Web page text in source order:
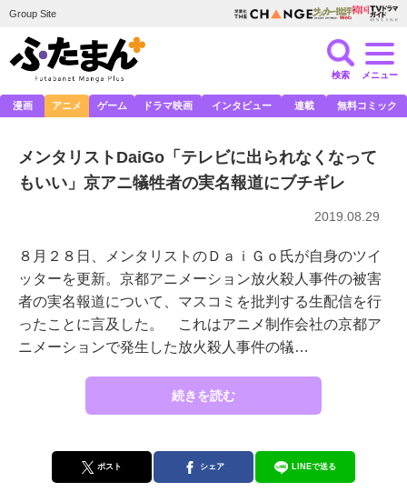
Group Site
検索 メニュー
漫画 アニメ ゲーム ドラマ映画 インタビュー 連載 無料コミック
メンタリストDaiGo「テレビに出られなくなって
もいい」京アニ犠牲者の実名報道にブチギレ
2019.08.29
８月２８日、メンタリストのＤａｉＧｏ氏が自身のツイ
ッターを更新。京都アニメーション放火殺人事件の被害
者の実名報道について、マスコミを批判する生配信を行
ったことに言及した。 これはアニメ制作会社の京都ア
ニメーションで発生した放火殺人事件の犠…
続きを読む
ポスト シェア LINEで送る